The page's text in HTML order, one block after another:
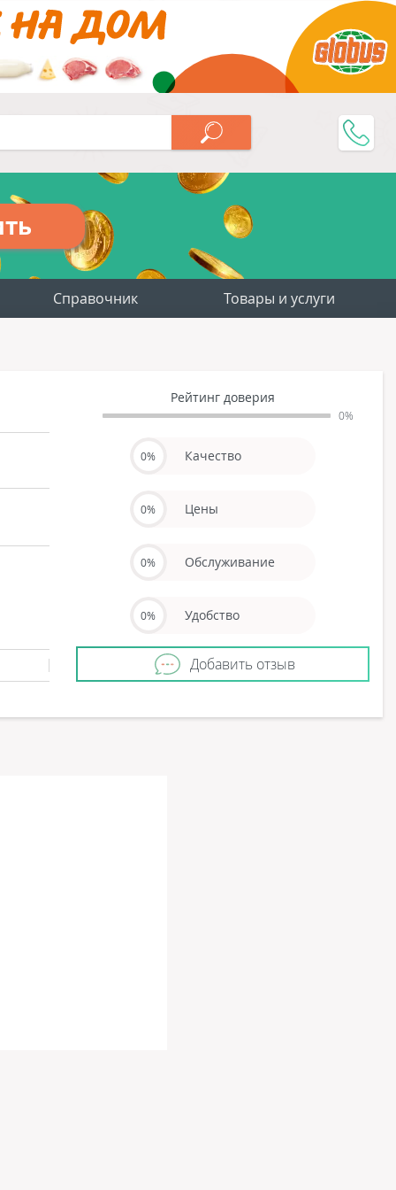
Справочник Товары и услуги
Рейтинг доверия
0%
0% Качество
0% Цены
0% Обслуживание
0% Удобство
Добавить отзыв